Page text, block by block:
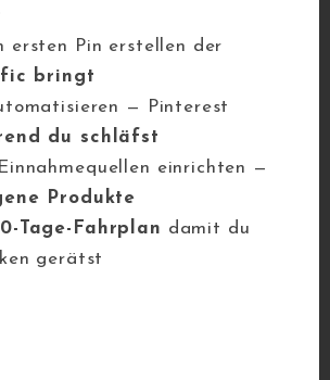
Handlungsaufforderung
täglich neue
Instagram bekommen.
gern auf Instagram, um
Tipps zu Thema x zu
ersten Pin erstellen der
bringt
— Pinterest
du schläfst
einrichten —
Produkte
Tage-Fahrplan damit du
gerätst